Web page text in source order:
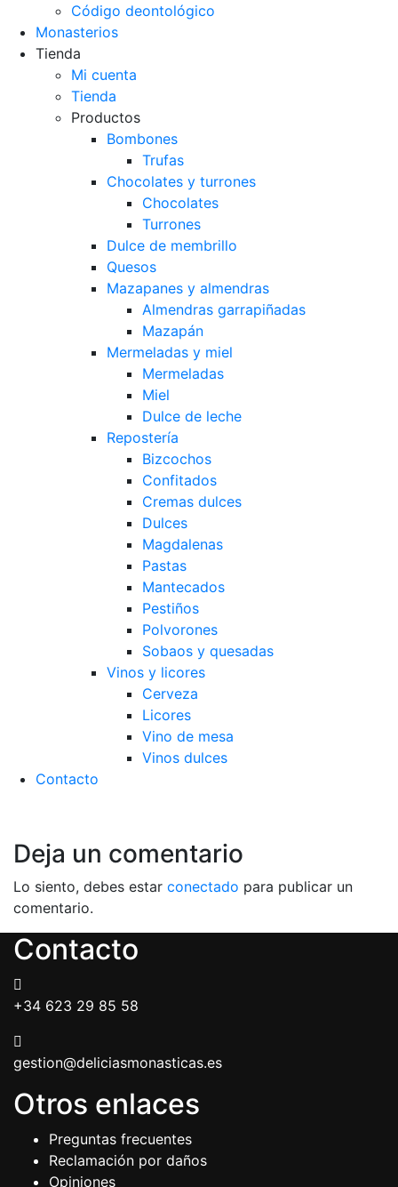
Código deontológico
Monasterios
Tienda
Mi cuenta
Tienda
Productos
Bombones
Trufas
Chocolates y turrones
Chocolates
Turrones
Dulce de membrillo
Quesos
Mazapanes y almendras
Almendras garrapiñadas
Mazapán
Mermeladas y miel
Mermeladas
Miel
Dulce de leche
Repostería
Bizcochos
Confitados
Cremas dulces
Dulces
Magdalenas
Pastas
Mantecados
Pestiños
Polvorones
Sobaos y quesadas
Vinos y licores
Cerveza
Licores
Vino de mesa
Vinos dulces
Contacto
Deja un comentario
Lo siento, debes estar conectado para publicar un
comentario.
Contacto
+34 623 29 85 58
gestion@deliciasmonasticas.es
Otros enlaces
Preguntas frecuentes
Reclamación por daños
Opiniones